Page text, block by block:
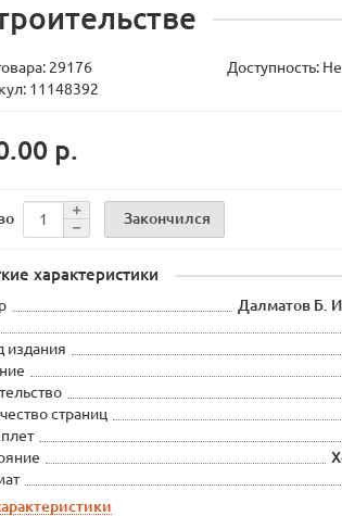
29176
Доступность:
11148392
р.
Закончился
характеристики
Далматов Б.
издания
страниц